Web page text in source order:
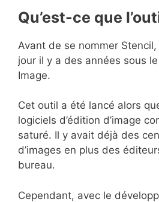
Qu’est-ce que
Avant de se nommer
jour il y a des années sous
Image.
Cet outil a été lancé alors
logiciels d’édition d’image
saturé. Il y avait déjà des
d’images en plus des
bureau.
Cependant, avec le